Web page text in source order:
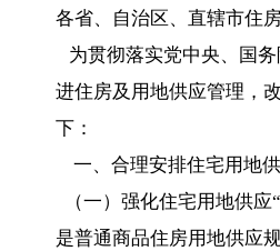
各省、自治区、直辖市住
为贯彻落实党中央、国
进住房及用地供应管理，
下：
一、合理安排住宅用地
（一）强化住宅用地供
是普通商品住房用地供应